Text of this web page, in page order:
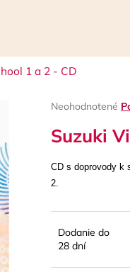
1 a 2 - CD
Priemerné
produktu
je
z
5
Neohodnotené
Suzuki
CD s doprovody k
2.
Dodanie do
28 dní